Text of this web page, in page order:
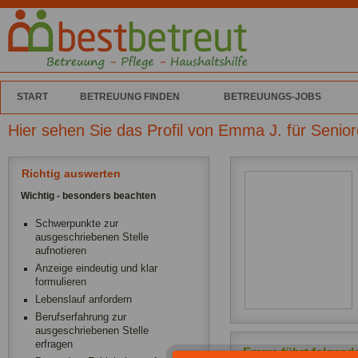
START BETREUUNG FINDEN BETREUUNGS-JOBS
Hier sehen Sie das Profil von Emma J. für
Richtig auswerten
Wichtig - besonders beachten
Schwerpunkte zur
ausgeschriebenen Stelle
aufnotieren
Anzeige eindeutig und klar
formulieren
Lebenslauf anfordern
Berufserfahrung zur
ausgeschriebenen Stelle
erfragen
Emma führt